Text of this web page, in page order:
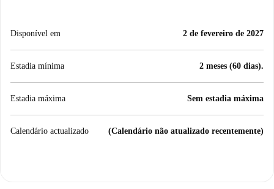
Disponível em 2 de fevereiro de 2027
Estadia mínima 2 meses (60 dias).
Estadia máxima Sem estadia máxima
Calendário actualizado (Calendário não atualizado recentemente)